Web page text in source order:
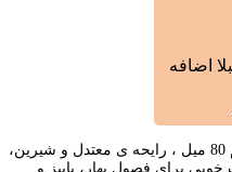
اضافه
عطر پاکورابان لیدی میلیون زنانه با حجم 80 میل ، رایحه ی معتدل و شیرین،
برای فصول بهار، پاییز و